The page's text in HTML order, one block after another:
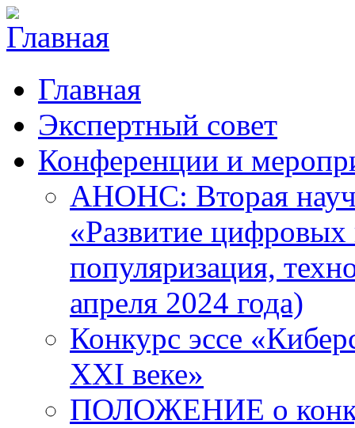
Главная
Экспертный совет
Конференции и
АНОНС: Вторая
«Развитие цифровых
популяризация,
апреля 2024 года)
Конкурс эссе
XXI веке»
ПОЛОЖЕНИЕ о